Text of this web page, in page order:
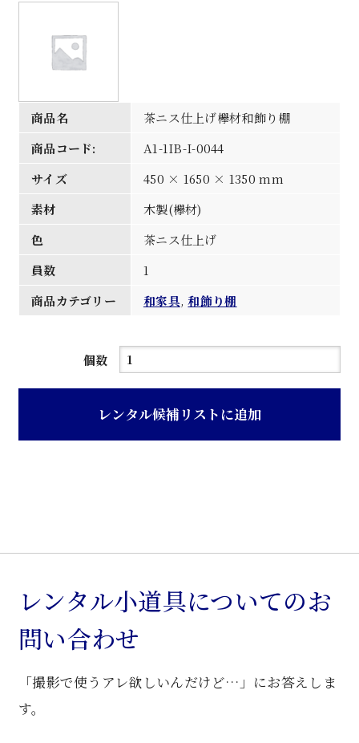
商品名
茶ニス仕上げ欅材和飾り棚
商品コード:
A1-1IB-I-0044
サイズ
450 × 1650 × 1350 mm
素材
木製(欅材)
色
茶ニス仕上げ
員数
1
商品カテゴリー
和家具,和飾り棚
個数
茶
仕
り
棚
個
レンタル候補リストに追加
レンタル小道具についてのお
問い合わせ
「撮影で使うアレ欲しいんだけど…」にお答えしま
す。